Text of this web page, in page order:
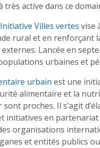
très active dans ce
Initiative Villes vertes vise
rural et en renforçant
externes. Lancée en
urbaines et
urbain est une
alimentaire et la
proches. Il s’agit
initiatives en
organisations
et entités publics